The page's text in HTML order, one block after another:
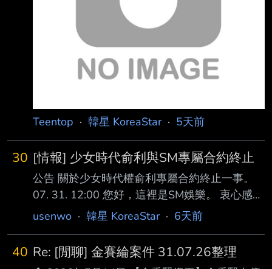
二週年了 -恭喜~ 希望你能繼續用你美妙的歌聲
唱很久很久。 -祝賀你們成立十二週年！ -恭
喜！請繼續推出更多
Teentop · 韓星 KoreaStar· 5天前
30 [情報] 少女時代俞利與SM專屬合約終止
公告 關於少女時代權俞利專屬合約終止一事。
07. 31. 12:00 您好，這裡是SM娛樂。 衷心感謝
一直給予權俞利不變的愛各位粉絲。 本公司與
月31日結束19年的攜手同行。 權俞利於2007年
以少女時代成員身份出道，不僅引領了席捲全球
usenwo · 韓星 KoreaStar· 6天前
40 Re: [閒聊] 金賽綸案件 31.07.26整理